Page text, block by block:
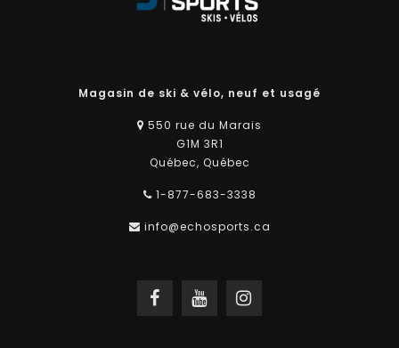
Magasin de ski & vélo, neuf et usagé
550 rue du Marais
G1M 3R1
Québec, Québec
1-877-683-3338
info@echosports.ca